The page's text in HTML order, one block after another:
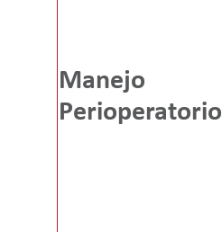
Manejo
Perioperatorio